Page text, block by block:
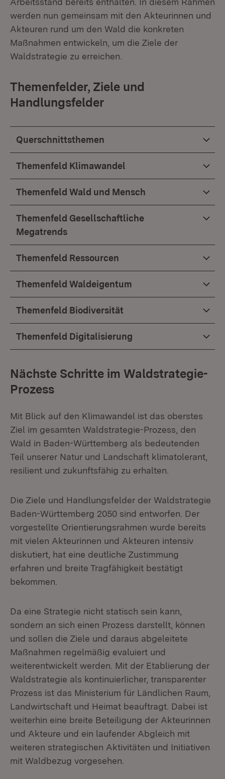
werden nun gemeinsam mit den Akteurinnen und
Akteuren rund um den Wald die konkreten
Maßnahmen entwickeln, um die Ziele der
Waldstrategie zu erreichen.
Themenfelder, Ziele und
Handlungsfelder
Querschnittsthemen
Themenfeld Klimawandel
Themenfeld Wald und Mensch
Themenfeld Gesellschaftliche
Megatrends
Themenfeld Ressourcen
Themenfeld Waldeigentum
Themenfeld Biodiversität
Themenfeld Digitalisierung
Nächste Schritte im Waldstrategie-
Prozess
Mit Blick auf den Klimawandel ist das oberstes
Ziel im gesamten Waldstrategie-Prozess, den
Wald in Baden-Württemberg als bedeutenden
Teil unserer Natur und Landschaft klimatolerant,
resilient und zukunftsfähig zu erhalten.
Die Ziele und Handlungsfelder der Waldstrategie
Baden-Württemberg 2050 sind entworfen. Der
vorgestellte Orientierungsrahmen wurde bereits
mit vielen Akteurinnen und Akteuren intensiv
diskutiert, hat eine deutliche Zustimmung
erfahren und breite Tragfähigkeit bestätigt
bekommen.
Da eine Strategie nicht statisch sein kann,
sondern an sich einen Prozess darstellt, können
und sollen die Ziele und daraus abgeleitete
Maßnahmen regelmäßig evaluiert und
weiterentwickelt werden. Mit der Etablierung der
Waldstrategie als kontinuierlicher, transparenter
Prozess ist das Ministerium für Ländlichen Raum,
Landwirtschaft und Heimat beauftragt. Dabei ist
weiterhin eine breite Beteiligung der Akteurinnen
und Akteure und ein laufender Abgleich mit
weiteren strategischen Aktivitäten und Initiativen
mit Waldbezug vorgesehen.